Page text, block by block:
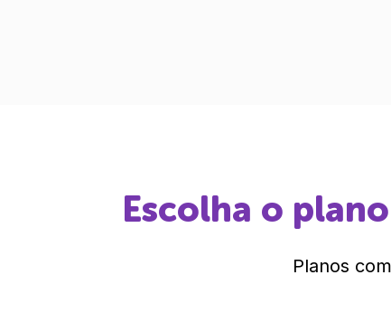
Escolha o
Planos